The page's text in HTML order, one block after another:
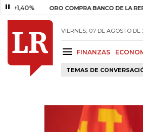
ORO COMPRA BANCO DE LA REPÚBLICA
VIERNES, 07 DE AGOSTO DE
FINANZAS
TEMAS DE